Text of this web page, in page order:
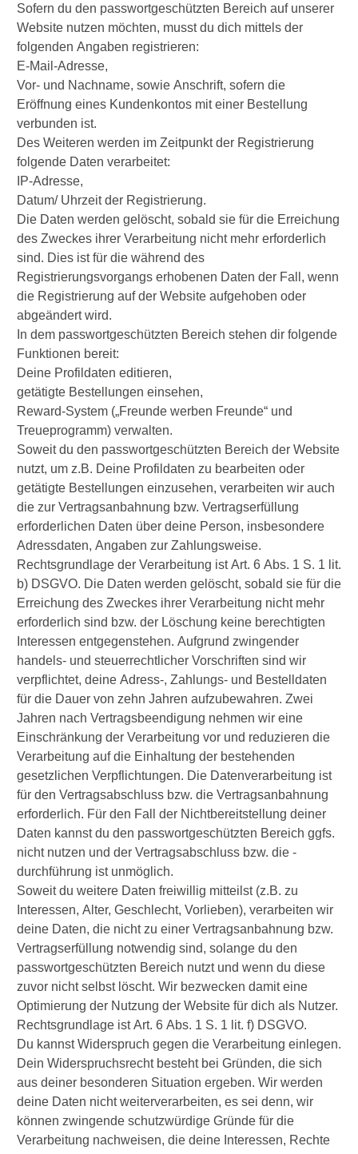
Sofern du den passwortgeschützten Bereich auf unserer
Website nutzen möchten, musst du dich mittels der
folgenden Angaben registrieren:
E-Mail-Adresse,
Vor- und Nachname, sowie Anschrift, sofern die
Eröffnung eines Kundenkontos mit einer Bestellung
verbunden ist.
Des Weiteren werden im Zeitpunkt der Registrierung
folgende Daten verarbeitet:
IP-Adresse,
Datum/ Uhrzeit der Registrierung.
Die Daten werden gelöscht, sobald sie für die Erreichung
des Zweckes ihrer Verarbeitung nicht mehr erforderlich
sind. Dies ist für die während des
Registrierungsvorgangs erhobenen Daten der Fall, wenn
die Registrierung auf der Website aufgehoben oder
abgeändert wird.
In dem passwortgeschützten Bereich stehen dir folgende
Funktionen bereit:
Deine Profildaten editieren,
getätigte Bestellungen einsehen,
Reward-System („Freunde werben Freunde“ und
Treueprogramm) verwalten.
Soweit du den passwortgeschützten Bereich der Website
nutzt, um z.B. Deine Profildaten zu bearbeiten oder
getätigte Bestellungen einzusehen, verarbeiten wir auch
die zur Vertragsanbahnung bzw. Vertragserfüllung
erforderlichen Daten über deine Person, insbesondere
Adressdaten, Angaben zur Zahlungsweise.
Rechtsgrundlage der Verarbeitung ist Art. 6 Abs. 1 S. 1 lit.
b) DSGVO. Die Daten werden gelöscht, sobald sie für die
Erreichung des Zweckes ihrer Verarbeitung nicht mehr
erforderlich sind bzw. der Löschung keine berechtigten
Interessen entgegenstehen. Aufgrund zwingender
handels- und steuerrechtlicher Vorschriften sind wir
verpflichtet, deine Adress-, Zahlungs- und Bestelldaten
für die Dauer von zehn Jahren aufzubewahren. Zwei
Jahren nach Vertragsbeendigung nehmen wir eine
Einschränkung der Verarbeitung vor und reduzieren die
Verarbeitung auf die Einhaltung der bestehenden
gesetzlichen Verpflichtungen. Die Datenverarbeitung ist
für den Vertragsabschluss bzw. die Vertragsanbahnung
erforderlich. Für den Fall der Nichtbereitstellung deiner
Daten kannst du den passwortgeschützten Bereich ggfs.
nicht nutzen und der Vertragsabschluss bzw. die -
durchführung ist unmöglich.
Soweit du weitere Daten freiwillig mitteilst (z.B. zu
Interessen, Alter, Geschlecht, Vorlieben), verarbeiten wir
deine Daten, die nicht zu einer Vertragsanbahnung bzw.
Vertragserfüllung notwendig sind, solange du den
passwortgeschützten Bereich nutzt und wenn du diese
zuvor nicht selbst löscht. Wir bezwecken damit eine
Optimierung der Nutzung der Website für dich als Nutzer.
Rechtsgrundlage ist Art. 6 Abs. 1 S. 1 lit. f) DSGVO.
Du kannst Widerspruch gegen die Verarbeitung einlegen.
Dein Widerspruchsrecht besteht bei Gründen, die sich
aus deiner besonderen Situation ergeben. Wir werden
deine Daten nicht weiterverarbeiten, es sei denn, wir
können zwingende schutzwürdige Gründe für die
Verarbeitung nachweisen, die deine Interessen, Rechte